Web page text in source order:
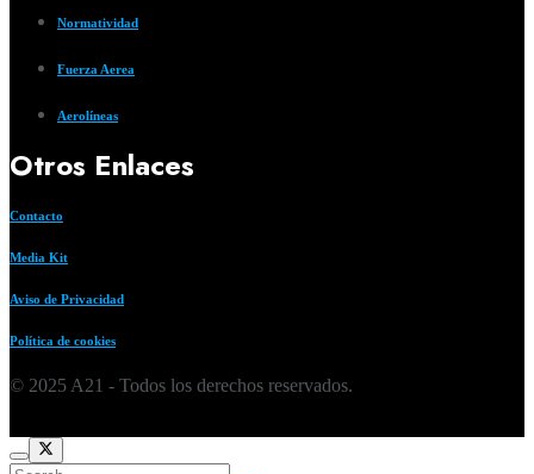
Normatividad
Fuerza Aerea
Aerolíneas
Otros Enlaces
Contacto
Media Kit
Aviso de Privacidad
Política de cookies
© 2025 A21 - Todos los derechos reservados.